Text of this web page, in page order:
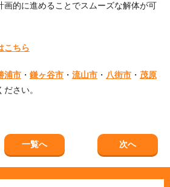
画的に進めることでスムーズな解体が可
こちら
浦市 ・ 鎌ヶ谷市 ・ 流山市 ・ 八街市 ・ 茂原
さい。
一覧へ 次へ